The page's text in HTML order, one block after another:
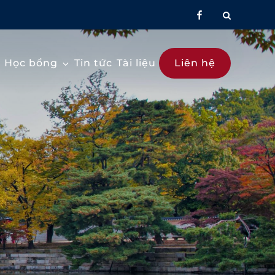
facebook
Học bổng Tin tức Tài liệu Liên hệ